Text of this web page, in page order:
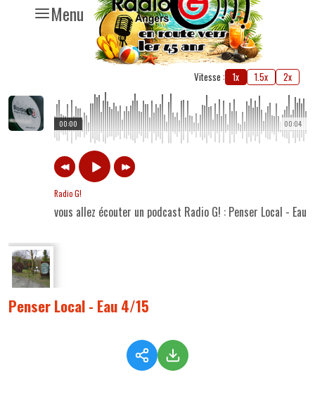
Menu
Vitesse : 1x 1.5x 2x
00:04
00:00
Radio G!
vous allez écouter un podcast Radio G! : Penser Local - Eau
Penser Local - Eau 4/15